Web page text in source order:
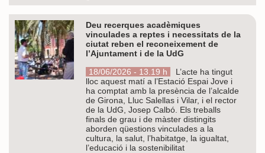
Deu recerques acadèmiques
vinculades a reptes i necessitats de la
ciutat reben el reconeixement de
l’Ajuntament i de la UdG
18/06/2026 - 13.19 h
L’acte ha tingut
lloc aquest matí a l’Estació Espai Jove i
ha comptat amb la presència de l’alcalde
de Girona, Lluc Salellas i Vilar, i el rector
de la UdG, Josep Calbó. Els treballs
finals de grau i de màster distingits
aborden qüestions vinculades a la
cultura, la salut, l’habitatge, la igualtat,
l’educació i la sostenibilitat